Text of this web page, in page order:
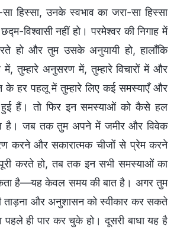
हिस्सा, उनके स्वभाव का जरा-सा हिस्सा
विश्वासी नहीं हो। परमेश्वर की निगाह में
हो और तुम उसके अनुयायी हो, हालाँकि
में, तुम्हारे अनुसरण में, तुम्हारे विचारों में और
के हर पहलू में तुम्हारे लिए कई समस्याएँ और
हुई हैं। तो फिर इन समस्याओं को कैसे हल
है। जब तक तुम अपने में जमीर और विवेक
करने और सकारात्मक चीजों से प्रेम करने
पूरी करते हो, तब तक इन सभी समस्याओं का
है—यह केवल समय की बात है। अगर तुम
ताड़ना और अनुशासन को स्वीकार कर सकते
पहले ही पार कर चुके हो। दूसरी बाधा यह है